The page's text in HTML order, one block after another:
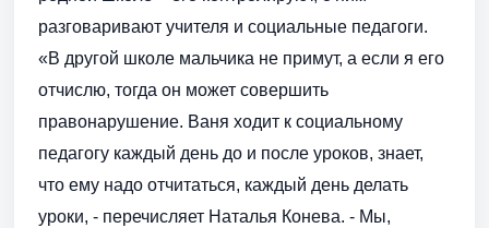
разговаривают учителя и социальные педагоги.
«В другой школе мальчика не примут, а если я его
отчислю, тогда он может совершить
правонарушение. Ваня ходит к социальному
педагогу каждый день до и после уроков, знает,
что ему надо отчитаться, каждый день делать
уроки, - перечисляет Наталья Конева. - Мы,